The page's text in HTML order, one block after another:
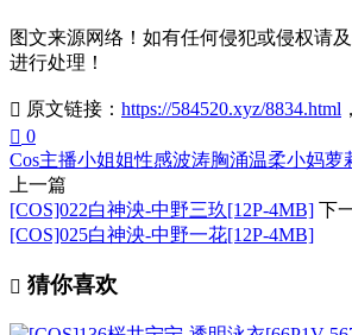
图文来源网络！如有任何侵犯或侵权请
进行处理！
原文链接： https://584520.xyz/8834.html
0
Cos主播小姐姐性感波涛胸涌温柔小妈萝
上一篇
[COS]022白神泱-中野三玖[12P-4MB] 下
[COS]025白神泱-中野一花[12P-4MB]
猜你喜欢